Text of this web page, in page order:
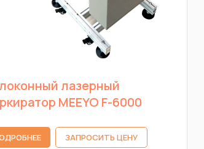
лазерный
MEEYO F-6000
ЗАПРОСИТЬ ЦЕНУ